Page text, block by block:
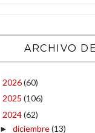
ARCHIVO
2026(60)
2025 (106)
2024(62)
► diciembre(13)